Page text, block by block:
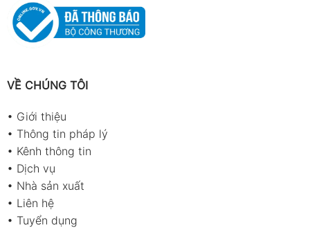
VỀ CHÚNG TÔI
• Giới thiệu
• Thông tin pháp lý
• Kênh thông tin
• Dịch vụ
• Nhà sản xuất
• Liên hệ
• Tuyển dụng